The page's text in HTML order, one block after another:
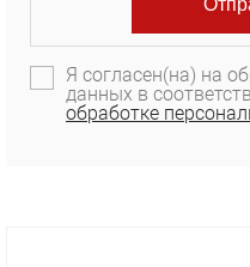
Я согласен(на) на
данных в
обработке